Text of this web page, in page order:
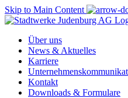
Skip to Main Content
Über uns
News & Aktuelles
Karriere
Kontakt
Downloads & Formulare